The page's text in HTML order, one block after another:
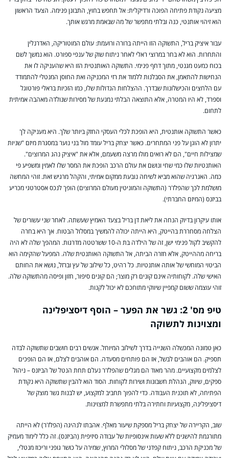
מציעה נקודת פתיחה הפוכה ורדיקלית: אל תחפש בחוץ, התבונן פנימה. הצעד הראשון
הוא זיהוי אותנטי, כנה ובלתי מתפשר של מה שבאמת מרגש אותך.
עבור איציק בריל, התשוקה הזו הייתה ברורה ורועמת: עולם המוטוריקה, האדרנלין
והתחרות. הוא לא בחר במרוצי ראלי לאחר ניתוח שוק של ענפי ספורט. הוא נמשך לשם
בכוח כמעט מגנטי, מתוך דחף פנימי. התשוקה האותנטית הזו היא שהעניקה לו את
הנחישות להתאמן, את הסבלנות ללמוד את רזי המכניקה ואת החוסן המנטלי להתמודד
עם הלחצים והכישלונות שבדרך. ההצלחות הגדולות שלו, כמו הזכיות בראלי פורטוגל
וספרד, לא היו המטרה, אלא התוצאה הבלתי נמנעת של מסירות שנולדה מאהבה אמיתית
לתחום.
כאשר התשוקה אותנטית, היא הופכת לכלי העסקי החזק ביותר שלך. היא מעניקה לך
יתרון לא הוגן על פני המתחרים. כאשר יצחק בריל עומד מול בני נוער במסגרת מיזם "שניות
שמצילות חיים", הם לא רואים מולו מרצה משעמם, אלא את "איציק נהג המרוצים".
האותנטיות שלו כמי שחי ונושם את עולם הרכב הופכת את המסר שלו לאמין ומשפיע פי
כמה. האנרגיה שהוא מביא לשיחה נובעת ממקום אמיתי, והקהל מרגיש זאת. זוהי המחשה
מושלמת לכך שהפלז'ר (התשוקה והמוניטין מעולם המרוצים) הופך לנכס אסטרטגי מכריע
בביזנס (המיזם החברתי).
אותו עיקרון בדיוק הנחה את ליאת דן בריל בצעד האמיץ שעשתה. לאחר שני עשורים של
הצלחה מסחררת בהייטק, היא הייתה יכולה להמשיך במסלול הבטוח. אך היא בחרה
להקשיב לקול פנימי ישן, זה של הילדה בת ה-10 ששרטטה מדרגות. המהפך שלה לא היה
בריחה מההייטק, אלא חזרה הביתה, אל התשוקה האותנטית שלה. המפעל שהקימה הוא
הביטוי המוחשי של אותה אותנטיות. כל רהיט, כל שילוב של עץ וברזל, נושא את החותם
האישי שלה. לקוחותיה אינם קונים רק מוצר; הם קונים סיפור, חזון ופיסה מהתשוקה שלה.
זוהי עוצמה ששום קמפיין שיווקי מתוחכם לא יכול לקנות.
טיפ מס' 2: גשר את הפער – הוסף דיסציפלינה
ומצוינות לתשוקה
כאן טמונה המכשלה השנייה בדרך לשילוב המיוחל. אנשים רבים חושבים שתשוקה לבדה
תספיק. הם אוהבים לבשל, אז הם פותחים מסעדה. הם אוהבים לצלם, אז הם הופכים
לצלמים מקצועיים. מהר מאוד הם מגלים שהפלז'ר נעלם תחת הנטל של הביזנס – ניהול
ספקים, שיווק, הנהלת חשבונות ושירות לקוחות. הסוד הוא להבין שתשוקה היא נקודת
הפתיחה, לא תוכנית העבודה. כדי להפוך תחביב למקצוע, יש לבנות גשר מוצק של
דיסציפלינה, מקצועיות וחתירה בלתי מתפשרת למצוינות.
שוב, הקריירה של יצחק בריל מספקת שיעור מאלף. אהבתו לנהיגה (הפלז'ר) לא הייתה
מתורגמת להישגים ללא שעות אינסופיות של עבודה סיזיפית (הביזנס). זה כלל לימוד מעמיק
של מכניקת הרכב, ניתוח קפדני של מסלולי המרוץ, שמירה על כושר גופני וריכוז מנטלי,